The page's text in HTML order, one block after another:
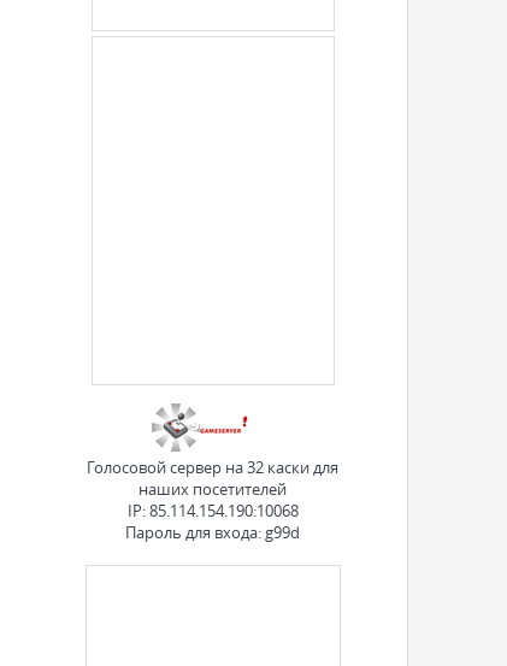
Голосовой сервер на 32 каски для
наших посетителей
IP: 85.114.154.190:10068
Пароль для входа: g99d